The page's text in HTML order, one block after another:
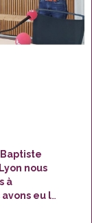
nous
à
eu la